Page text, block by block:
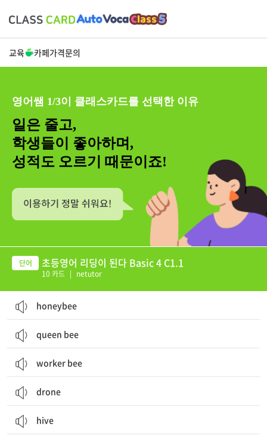
교육 카페가격문의
영어쌤 1/3이 클래스카드를 선택한 이유
일은 줄고,
학생들이 좋아하며,
성적도 오르기 때문이죠!
초등영어 리딩이 된다 Basic 4 C1.1
10 카드 | netutor
honeybee
queen bee
worker bee
drone
hive